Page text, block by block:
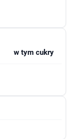
w tym cukry